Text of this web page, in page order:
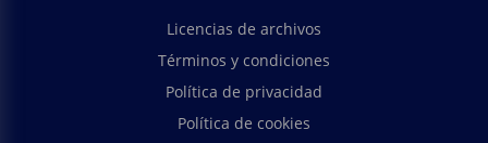
Licencias de archivos
Términos y condiciones
Política de privacidad
Política de cookies